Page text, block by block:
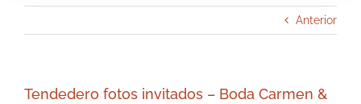
Anterior
Tendedero fotos invitados – Boda Carmen &